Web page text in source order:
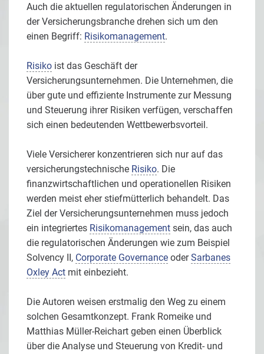
Auch die aktuellen regulatorischen Änderungen in
der Versicherungsbranche drehen sich um den
einen Begriff: Risikomanagement.
Risiko ist das Geschäft der
Versicherungsunternehmen. Die Unternehmen, die
über gute und effiziente Instrumente zur Messung
und Steuerung ihrer Risiken verfügen, verschaffen
sich einen bedeutenden Wettbewerbsvorteil.
Viele Versicherer konzentrieren sich nur auf das
versicherungstechnische Risiko. Die
finanzwirtschaftlichen und operationellen Risiken
werden meist eher stiefmütterlich behandelt. Das
Ziel der Versicherungsunternehmen muss jedoch
ein integriertes Risikomanagement sein, das auch
die regulatorischen Änderungen wie zum Beispiel
Solvency II, Corporate Governance oderSarbanes
Oxley Act mit einbezieht.
Die Autoren weisen erstmalig den Weg zu einem
solchen Gesamtkonzept. Frank Romeike und
Matthias Müller-Reichart geben einen Überblick
über die Analyse und Steuerung von Kredit- und